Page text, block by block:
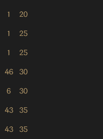
1 20
1 25
1 25
46 30
6 30
43 35
43 35